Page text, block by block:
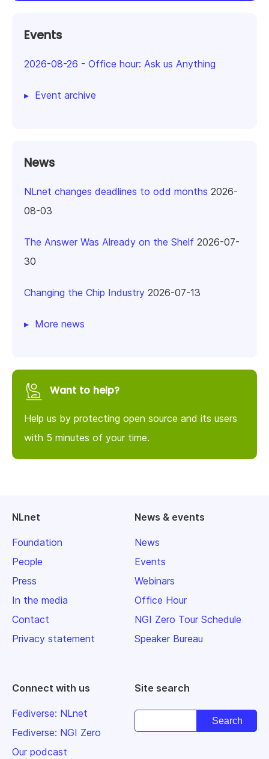
Events
2026-08-26 - Office hour: Ask us Anything
Event archive
News
NLnet changes deadlines to odd months 2026-
08-03
The Answer Was Already on the Shelf 2026-07-
30
Changing the Chip Industry 2026-07-13
More news
Want to help?
Help us by protecting open source and its users
with 5 minutes of your time.
NLnet
Foundation
People
Press
In the media
Contact
Privacy statement
News & events
News
Events
Webinars
Office Hour
NGI Zero Tour Schedule
Speaker Bureau
Connect with us
Fediverse: NLnet
Fediverse: NGI Zero
Our podcast
Site search